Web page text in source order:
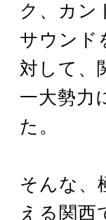
ク、カン
サウンド
対して、
一大勢力
た。
そんな、
える関西